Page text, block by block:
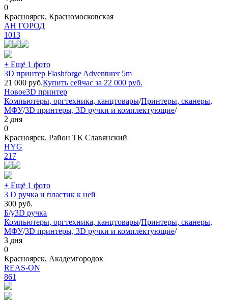
0
Красноярск, Красномосковская
АН ГОРОД
1013
+ Ещё 1 фото
3D принтер Flashforge Adventurer 5m
21 000 руб.Купить сейчас за 22 000 руб.
Новое3D принтер
Компьютеры, оргтехника, канцтовары/Принтеры, сканеры,
МФУ/3D принтеры, 3D ручки и комплектующие/
2 дня
0
Красноярск, Район ТК Славянский
HYG
217
+ Ещё 1 фото
3 D ручка и пластик к ней
300 руб.
Б/у3D ручка
Компьютеры, оргтехника, канцтовары/Принтеры, сканеры,
МФУ/3D принтеры, 3D ручки и комплектующие/
3 дня
0
Красноярск, Академгородок
REAS-ON
861